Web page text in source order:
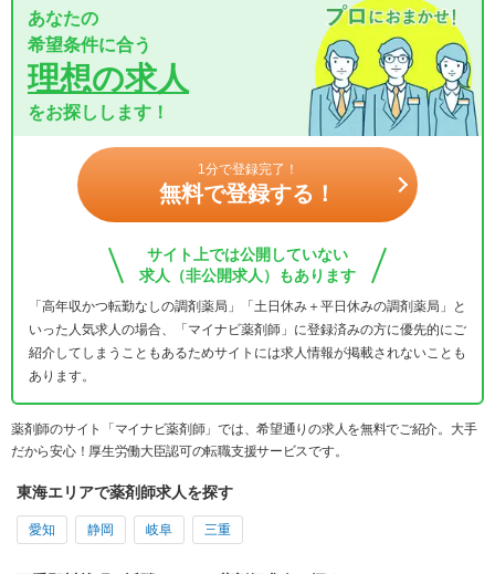
あなたの
希望条件に合う
理想の求人
をお探しします！
1分で登録完了！
無料で登録する！
サイト上では公開していない
求人（非公開求人）もあります
「高年収かつ転勤なしの調剤薬局」「土日休み＋平日休みの調剤薬局」と
いった人気求人の場合、「マイナビ薬剤師」に登録済みの方に優先的にご
紹介してしまうこともあるためサイトには求人情報が掲載されないことも
あります。
薬剤師のサイト「マイナビ薬剤師」では、希望通りの求人を無料でご紹介。大手
だから安心！厚生労働大臣認可の転職支援サービスです。
東海エリアで薬剤師求人を探す
愛知 静岡 岐阜 三重